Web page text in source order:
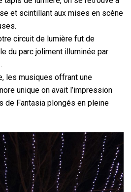
et scintillant aux mises en scène
circuit de lumière fut de
du parc joliment illuminée par
les musiques offrant une
unique on avait l’impression
de Fantasia plongés en pleine